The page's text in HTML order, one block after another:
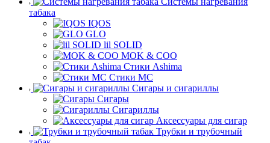
табака
IQOS
GLO
lil SOLID
MOK & COO
Стики Ashima
Стики MC
Сигары и сигариллы
Сигары
Сигариллы
Аксессуары для сигар
Трубки и трубочный